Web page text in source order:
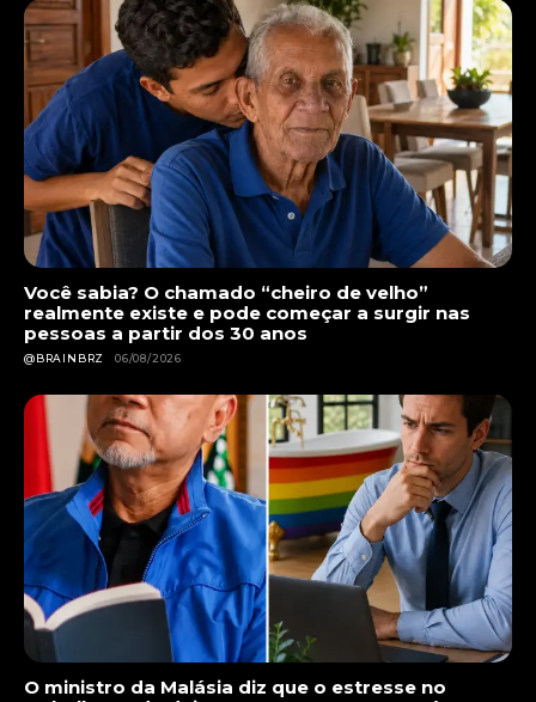
Você sabia? O chamado “cheiro de velho”
realmente existe e pode começar a surgir nas
pessoas a partir dos 30 anos
@BRAINBRZ 06/08/2026
O ministro da Malásia diz que o estresse no